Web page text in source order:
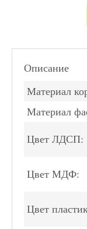
Описание
Материал
Материал
Цвет ЛДСП:
Цвет МДФ:
Цвет